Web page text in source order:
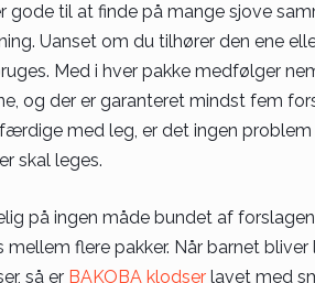
gode til at finde på mange sjove
Uanset om du tilhører den ene
Med i hver pakke medfølger
og der er garanteret mindst fem
med leg, er det ingen
skal leges.
på ingen måde bundet af
flere pakker. Når barnet
så er BAKOBA klodserlavet med